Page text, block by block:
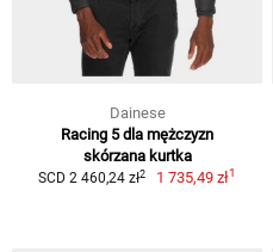
Dainese
Racing 5 dla mężczyzn
skórzana kurtka
SCD 2 460,24 zł2 1 735,49 zł1